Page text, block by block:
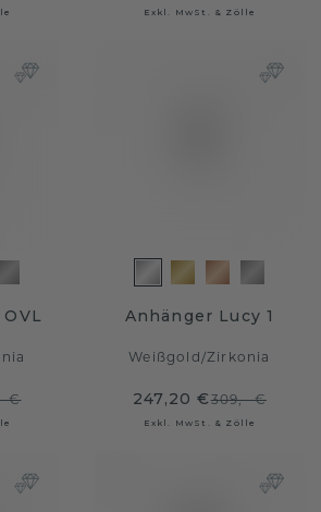
Exkl. MwSt. & Zölle
€
Anhänger Lucy 1
Weißgold/Zirkonia
247,20 €309,- €
Exkl. MwSt. & Zölle